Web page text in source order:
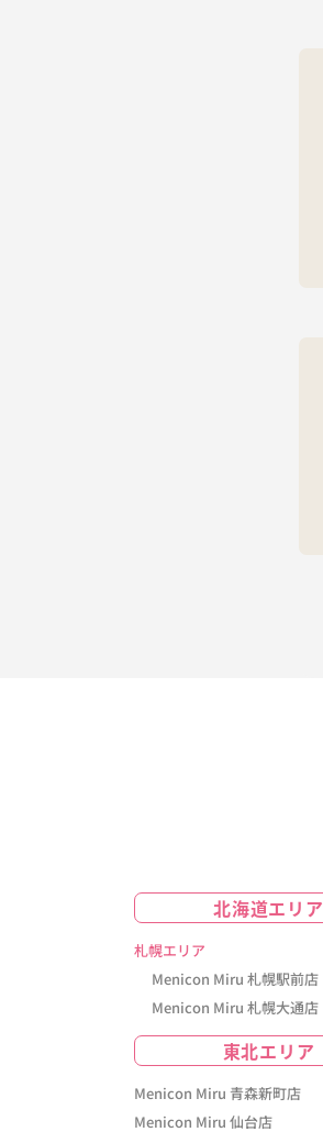
北海道エリア
札幌エリア
Menicon Miru 札幌駅前店
Menicon Miru 札幌大通店
東北エリア
Menicon Miru 青森新町店
Menicon Miru 仙台店